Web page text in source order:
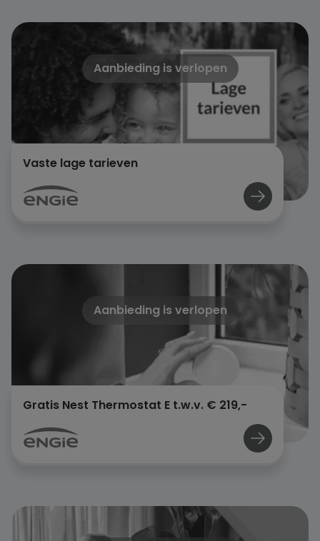
Aanbieding is verlopen
Vaste lage tarieven
Aanbieding is verlopen
Gratis Nest Thermostat E t.w.v. € 219,-